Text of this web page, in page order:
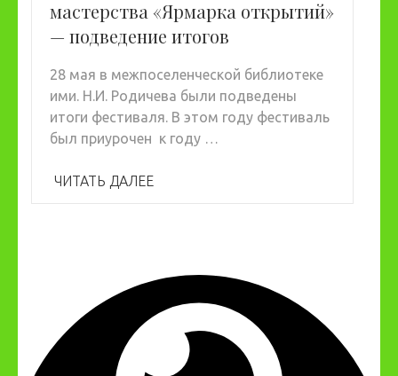
мастерства «Ярмарка открытий»
— подведение итогов
28 мая в межпоселенческой библиотеке
ими. Н.И. Родичева были подведены
итоги фестиваля. В этом году фестиваль
был приурочен к году …
ЧИТАТЬ ДАЛЕЕ